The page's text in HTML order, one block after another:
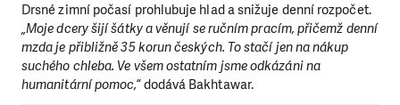
Drsné zimní počasí prohlubuje hlad a snižuje denní rozpočet.
„Moje dcery šijí šátky a věnují se ručním pracím, přičemž denní
mzda je přibližně 35 korun českých. To stačí jen na nákup
suchého chleba. Ve všem ostatním jsme odkázáni na
humanitární pomoc,“dodává Bakhtawar.